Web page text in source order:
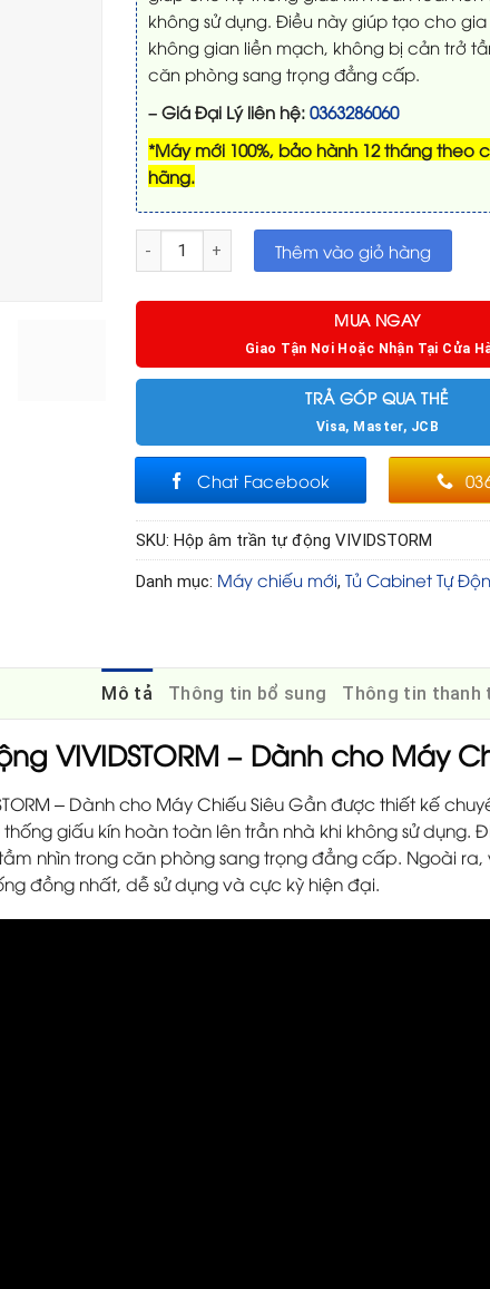
không sử dụng. Điều này giúp tạo cho
không gian liền mạch, không bị cản trở
căn phòng sang trọng đẳng cấp.
– Giá Đại Lý liên hệ: 0363286060
*Máy mới 100%, bảo hành 12 tháng theo
hãng.
Hộp âm trần tự động VIVIDSTORM – Dành cho
Thêm vào giỏ hàng
MUA NGAY
Giao Tận Nơi Hoặc Nhận Tại Cửa
TRẢ GÓP QUA THẺ
Visa, Master, JCB
Chat Facebook
SKU: Hộp âm trần tự động VIVIDSTORM
Danh mục: Máy chiếu mới, Tủ Cabinet Tự
Mô tả Thông tin bổ sung Thông tin thanh
VIVIDSTORM – Dành cho Máy
– Dành cho Máy Chiếu Siêu Gần được thiết kế
giấu kín hoàn toàn lên trần nhà khi không sử dụng.
nhìn trong căn phòng sang trọng đẳng cấp. Ngoài
đồng nhất, dễ sử dụng và cực kỳ hiện đại.